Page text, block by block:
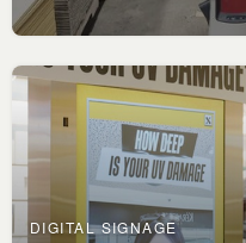
DIGITAL SIGNAGE